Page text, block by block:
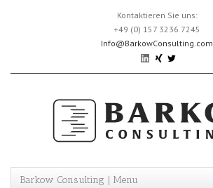
Kontaktieren Sie uns:
+49 (0) 157 3236 7245
Info@BarkowConsulting.com
Barkow Consulting | Menu